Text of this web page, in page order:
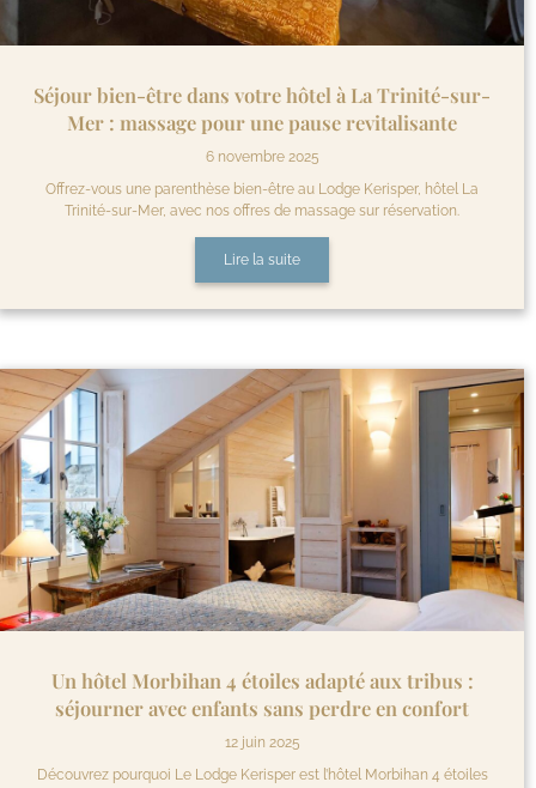
Séjour bien-être dans votre hôtel à La Trinité-sur-
Mer : massage pour une pause revitalisante
6 novembre 2025
Offrez-vous une parenthèse bien-être au Lodge Kerisper, hôtel La
Trinité-sur-Mer, avec nos offres de massage sur réservation.
Lire la suite
Un hôtel Morbihan 4 étoiles adapté aux tribus :
séjourner avec enfants sans perdre en confort
12 juin 2025
Découvrez pourquoi Le Lodge Kerisper est l’hôtel Morbihan 4 étoiles